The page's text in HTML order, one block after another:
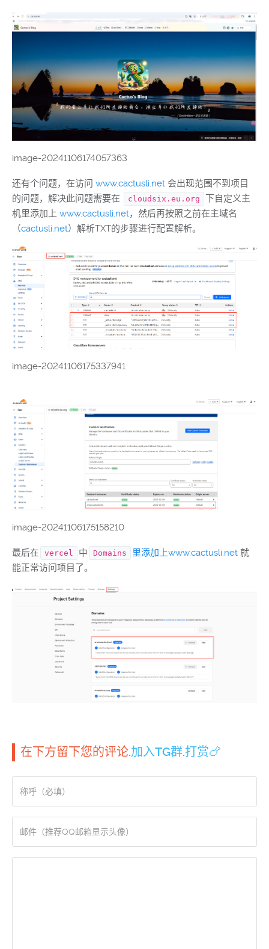
image-20241106174057363
还有个问题，在访问 www.cactusli.net 会出现范围不到项目
的问题，解决此问题需要在
cloudsix.eu.org
下自定义主
机里添加上 www.cactusli.net，然后再按照之前在主域名
（cactusli.net）解析TXT的步骤进行配置解析。
image-20241106175337941
image-20241106175158210
最后在 vercel 中 Domains 里添加上www.cactusli.net 就
能正常访问项目了。
在下方留下您的评论.加入TG群.打赏🍗